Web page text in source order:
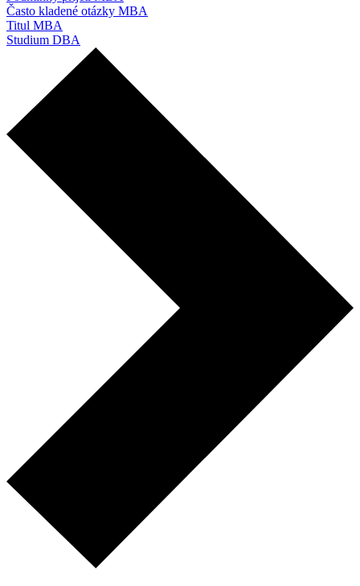
Často kladené otázky MBA
Titul MBA
Studium DBA